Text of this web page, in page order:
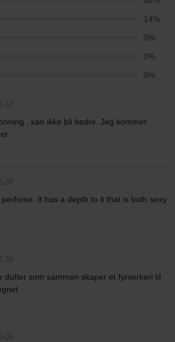
14%
0%
0%
0%
12
, kan ikke bli bedre. Jeg kommer
28
It has a depth to it that is both sexy
30
dufter som sammen skaper et fyrverkeri til
06